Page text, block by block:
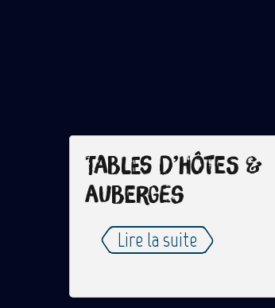
Tables d’hôtes &
auberges
Lire la suite